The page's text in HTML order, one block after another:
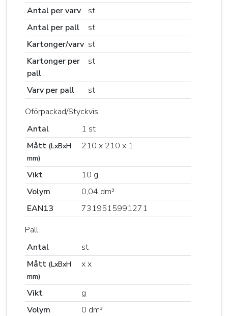
Antal per varv
st
Antal per pall
st
Kartonger/varv st
Kartonger per
pall
st
Varv per pall
st
Oförpackad/Styckvis
Antal
1 st
Mått (LxBxH
mm)
210 x 210 x 1
Vikt
10 g
Volym
0,04 dm³
EAN13
7319515991271
Pall
Antal
st
Mått (LxBxH
mm)
x x
Vikt
g
Volym
0 dm³